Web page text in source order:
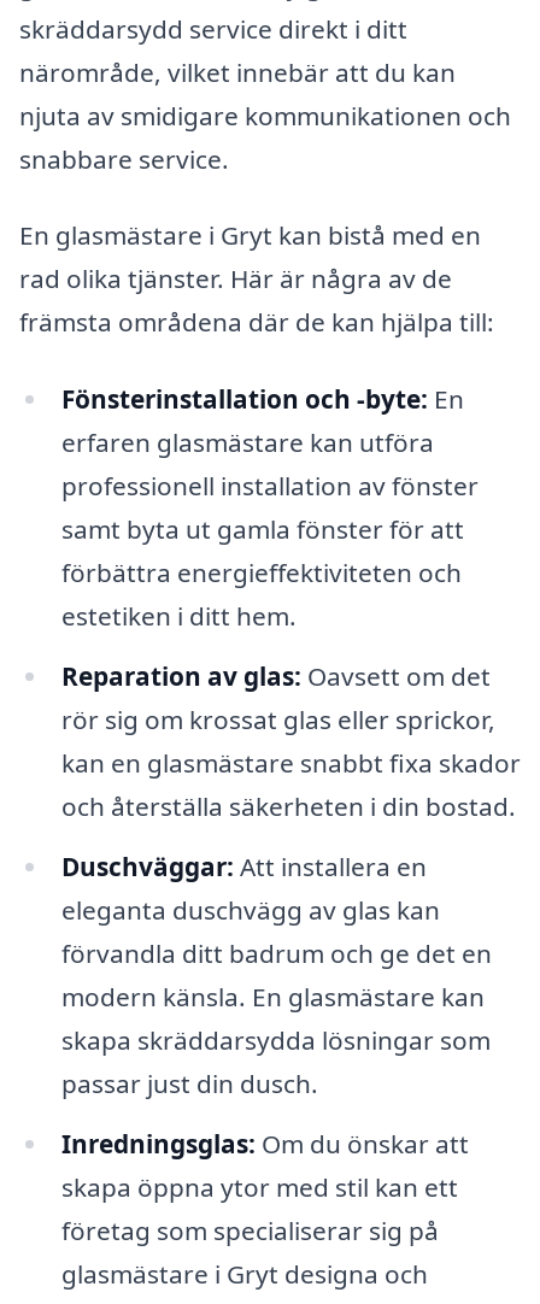
skräddarsydd service direkt i ditt
närområde, vilket innebär att du kan
njuta av smidigare kommunikationen och
snabbare service.
En glasmästare i Gryt kan bistå med en
rad olika tjänster. Här är några av de
främsta områdena där de kan hjälpa till:
Fönsterinstallation och -byte: En
erfaren glasmästare kan utföra
professionell installation av fönster
samt byta ut gamla fönster för att
förbättra energieffektiviteten och
estetiken i ditt hem.
Reparation av glas: Oavsett om det
rör sig om krossat glas eller sprickor,
kan en glasmästare snabbt fixa skador
och återställa säkerheten i din bostad.
Duschväggar: Att installera en
eleganta duschvägg av glas kan
förvandla ditt badrum och ge det en
modern känsla. En glasmästare kan
skapa skräddarsydda lösningar som
passar just din dusch.
Inredningsglas: Om du önskar att
skapa öppna ytor med stil kan ett
företag som specialiserar sig på
glasmästare i Gryt designa och